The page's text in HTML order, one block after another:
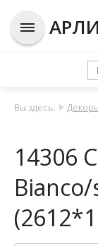
АРЛИ
Вы здесь:
14306